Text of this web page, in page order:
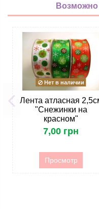
Нет в наличии
Лента атласная
"Снежинки на
красном"
7,00 грн
Просмотр